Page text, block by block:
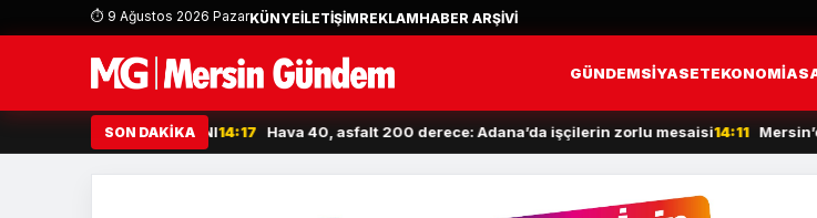
⏱ 9 Ağustos 2026 PazarKÜNYEİLETİŞİMREKLAMHABER ARŞİVİ
GÜNDEMSİYASETEKONOMİ
SON DAKİKA
İTHAL ATIK İSYANI14:17 Hava 40, asfalt 200 derece: Adana’da işçilerin zorlu mesaisi 14:11 Mersin’de